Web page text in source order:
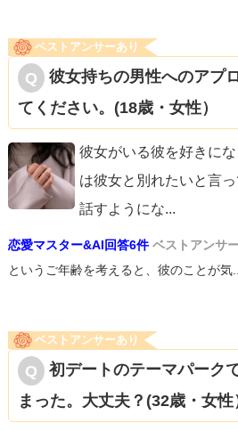
すよね。
そこまでご自覚されていらっしゃ
にいる彼の話にもっと耳を傾けて
あとは単純にあなたのぶっ飛んだ発
相手を探せるのが理想的です。
⑤真顔になってしまうのもあります
これは気にしすぎないで。気分を害
そこも素直に「顔に出やすいんだ
うなんだ！と納得してくれると思い
いろいろ理由をつけて、ご縁がな
ベストアンサーあり
彼女持ちの男性へのアプ
てください。(18歳・女性）
彼女がいる彼を好きに
は彼女と別れたいと言
話すようにな...
恋愛マスター&AI回答6件 ベストアンサ
というご年齢を考えると、彼のことが気
ベストアンサーあり
初デートのテーマパーク
まった。大丈夫？(32歳・女性